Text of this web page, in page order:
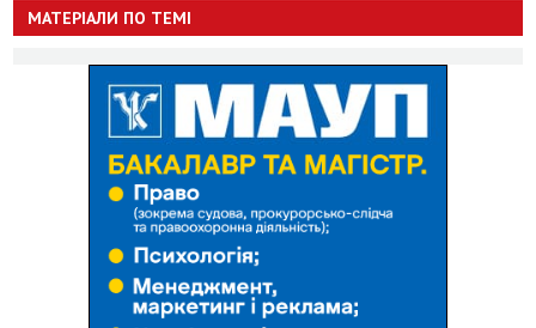
МАТЕРІАЛИ ПО ТЕМІ